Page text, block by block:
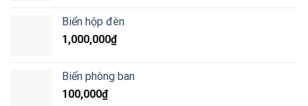
Biển hộp đèn
1,000,000₫
Biển phòng ban
100,000₫